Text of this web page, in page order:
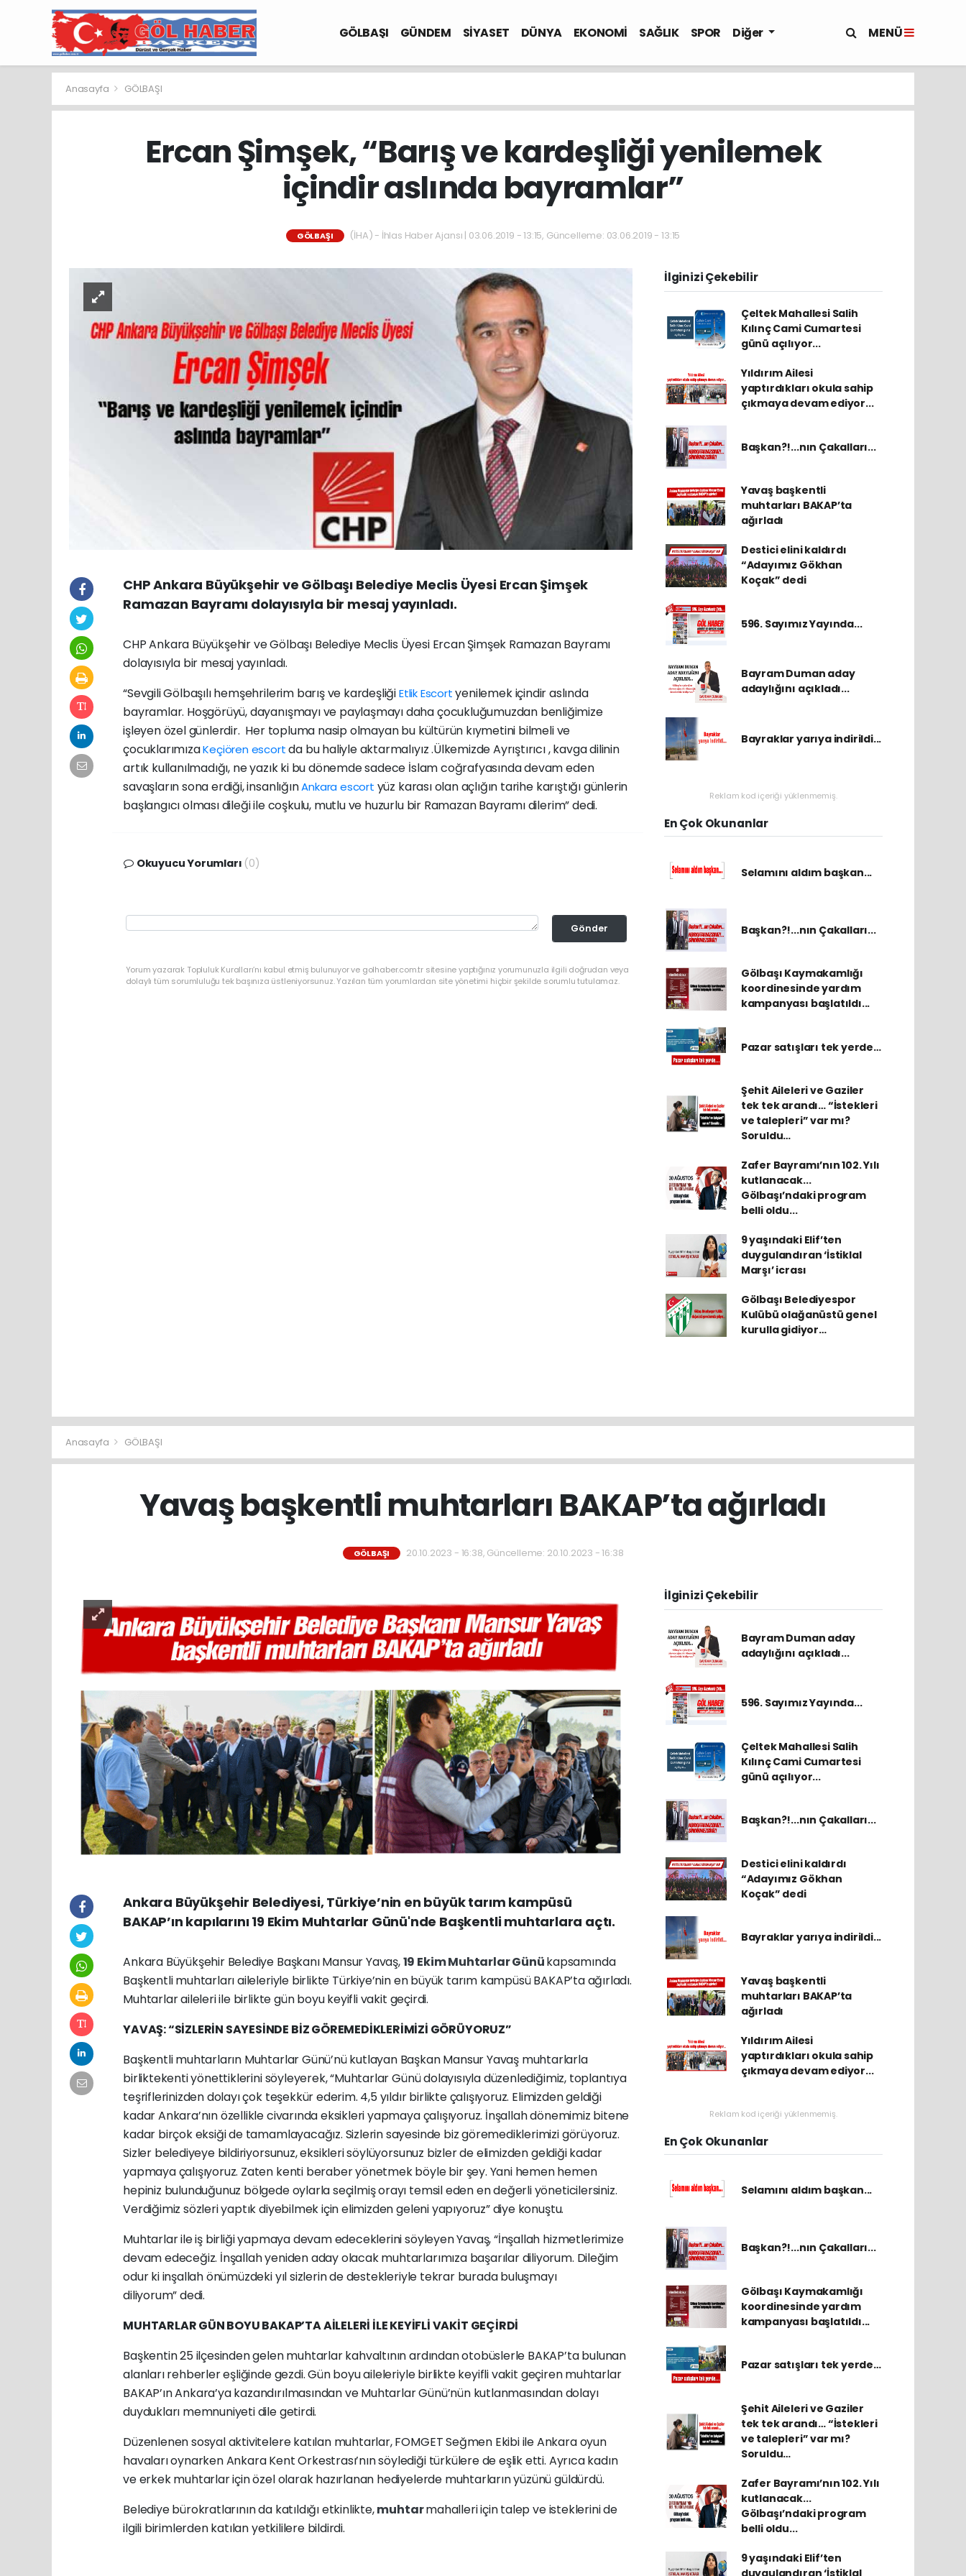
GÖLBAŞI GÜNDEM SİYASET DÜNYA EKONOMİ SAĞLIK SPOR Diğer MENÜ
Anasayfa GÖLBAŞI
Ercan Şimşek, “Barış ve kardeşliği yenilemek
içindir aslında bayramlar”
GÖLBAŞI (İHA) - İhlas Haber Ajansı | 03.06.2019 - 13:15, Güncelleme: 03.06.2019 - 13:15
CHP Ankara Büyükşehir ve Gölbaşı Belediye Meclis Üyesi Ercan Şimşek
Ramazan Bayramı dolayısıyla bir mesaj yayınladı.
CHP Ankara Büyükşehir ve Gölbaşı Belediye Meclis Üyesi Ercan Şimşek Ramazan Bayramı
dolayısıyla bir mesaj yayınladı.
“Sevgili Gölbaşılı hemşehrilerim barış ve kardeşliğiEtlik Escort yenilemek içindir aslında
bayramlar. Hoşgörüyü, dayanışmayı ve paylaşmayı daha çocukluğumuzdan benliğimize
işleyen özel günlerdir. Her topluma nasip olmayan bu kültürün kıymetini bilmeli ve
çocuklarımızaKeçiören escort da bu haliyle aktarmalıyız .Ülkemizde Ayrıştırıcı , kavga dilinin
artık kullanılmadığı, ne yazık ki bu dönemde sadece İslam coğrafyasında devam eden
savaşların sona erdiği, insanlığınAnkara escort yüz karası olan açlığın tarihe karıştığı günlerin
başlangıcı olması dileği ile coşkulu, mutlu ve huzurlu bir Ramazan Bayramı dilerim” dedi.
Okuyucu Yorumları (0)
Gönder
Yorum yazarak Topluluk Kuralları’nı kabul etmiş bulunuyor ve golhaber.com.tr sitesine yaptığınız yorumunuzla ilgili doğrudan veya
dolaylı tüm sorumluluğu tek başınıza üstleniyorsunuz. Yazılan tüm yorumlardan site yönetimi hiçbir şekilde sorumlu tutulamaz.
İlginizi Çekebilir
Çeltek Mahallesi Salih
Kılınç Cami Cumartesi
günü açılıyor...
Yıldırım Ailesi
yaptırdıkları okula sahip
çıkmaya devam ediyor...
Başkan?!...nın Çakalları...
Yavaş başkentli
muhtarları BAKAP’ta
ağırladı
Destici elini kaldırdı
“Adayımız Gökhan
Koçak” dedi
596. Sayımız Yayında...
Bayram Duman aday
adaylığını açıkladı...
Bayraklar yarıya indirildi...
Reklam kod içeriği yüklenmemiş.
En Çok Okunanlar
Selamını aldım başkan...
Başkan?!...nın Çakalları...
Gölbaşı Kaymakamlığı
koordinesinde yardım
kampanyası başlatıldı...
Pazar satışları tek yerde…
Şehit Aileleri ve Gaziler
tek tek arandı… “İstekleri
ve talepleri” var mı?
Soruldu…
Zafer Bayramı’nın 102. Yılı
kutlanacak...
Gölbaşı’ndaki program
belli oldu...
9 yaşındaki Elif’ten
duygulandıran ‘İstiklal
Marşı’ icrası
Gölbaşı Belediyespor
Kulübü olağanüstü genel
kurulla gidiyor…
Anasayfa GÖLBAŞI
Yavaş başkentli muhtarları BAKAP’ta ağırladı
GÖLBAŞI 20.10.2023 - 16:38, Güncelleme: 20.10.2023 - 16:38
Ankara Büyükşehir Belediyesi, Türkiye’nin en büyük tarım kampüsü
BAKAP’ın kapılarını 19 Ekim Muhtarlar Günü'nde Başkentli muhtarlara açtı.
Ankara Büyükşehir Belediye Başkanı Mansur Yavaş,19 Ekim Muhtarlar Günükapsamında
Başkentli muhtarları aileleriyle birlikte Türkiye’nin en büyük tarım kampüsü BAKAP’ta ağırladı.
Muhtarlar aileleri ile birlikte gün boyu keyifli vakit geçirdi.
YAVAŞ: “SİZLERİN SAYESİNDE BİZ GÖREMEDİKLERİMİZİ GÖRÜYORUZ”
Başkentli muhtarların Muhtarlar Günü’nü kutlayan Başkan Mansur Yavaş muhtarlarla
birliktekenti yönettiklerini söyleyerek, “Muhtarlar Günü dolayısıyla düzenlediğimiz, toplantıya
teşriflerinizden dolayı çok teşekkür ederim. 4,5 yıldır birlikte çalışıyoruz. Elimizden geldiği
kadar Ankara’nın özellikle civarında eksikleri yapmaya çalışıyoruz. İnşallah dönemimiz bitene
kadar birçok eksiği de tamamlayacağız. Sizlerin sayesinde biz göremediklerimizi görüyoruz.
Sizler belediyeye bildiriyorsunuz, eksikleri söylüyorsunuz bizler de elimizden geldiği kadar
yapmaya çalışıyoruz. Zaten kenti beraber yönetmek böyle bir şey. Yani hemen hemen
hepiniz bulunduğunuz bölgede oylarla seçilmiş orayı temsil eden en değerli yöneticilersiniz.
Verdiğimiz sözleri yaptık diyebilmek için elimizden geleni yapıyoruz” diye konuştu.
Muhtarlar ile iş birliği yapmaya devam edeceklerini söyleyen Yavaş, “İnşallah hizmetlerimize
devam edeceğiz. İnşallah yeniden aday olacak muhtarlarımıza başarılar diliyorum. Dileğim
odur ki inşallah önümüzdeki yıl sizlerin de destekleriyle tekrar burada buluşmayı
diliyorum” dedi.
MUHTARLAR GÜN BOYU BAKAP’TA AİLELERİ İLE KEYİFLİ VAKİT GEÇİRDİ
Başkentin 25 ilçesinden gelen muhtarlar kahvaltının ardından otobüslerle BAKAP’ta bulunan
alanları rehberler eşliğinde gezdi. Gün boyu aileleriyle birlikte keyifli vakit geçiren muhtarlar
BAKAP’ın Ankara’ya kazandırılmasından ve Muhtarlar Günü’nün kutlanmasından dolayı
duydukları memnuniyeti dile getirdi.
Düzenlenen sosyal aktivitelere katılan muhtarlar, FOMGET Seğmen Ekibi ile Ankara oyun
havaları oynarken Ankara Kent Orkestrası’nın söylediği türkülere de eşlik etti. Ayrıca kadın
ve erkek muhtarlar için özel olarak hazırlanan hediyelerde muhtarların yüzünü güldürdü.
Belediye bürokratlarının da katıldığı etkinlikte,muhtarmahalleri için talep ve isteklerini de
ilgili birimlerden katılan yetkililere bildirdi.
İlginizi Çekebilir
Bayram Duman aday
adaylığını açıkladı...
596. Sayımız Yayında...
Çeltek Mahallesi Salih
Kılınç Cami Cumartesi
günü açılıyor...
Başkan?!...nın Çakalları...
Destici elini kaldırdı
“Adayımız Gökhan
Koçak” dedi
Bayraklar yarıya indirildi...
Yavaş başkentli
muhtarları BAKAP’ta
ağırladı
Yıldırım Ailesi
yaptırdıkları okula sahip
çıkmaya devam ediyor...
Reklam kod içeriği yüklenmemiş.
En Çok Okunanlar
Selamını aldım başkan...
Başkan?!...nın Çakalları...
Gölbaşı Kaymakamlığı
koordinesinde yardım
kampanyası başlatıldı...
Pazar satışları tek yerde…
Şehit Aileleri ve Gaziler
tek tek arandı… “İstekleri
ve talepleri” var mı?
Soruldu…
Zafer Bayramı’nın 102. Yılı
kutlanacak...
Gölbaşı’ndaki program
belli oldu...
9 yaşındaki Elif’ten
duygulandıran ‘İstiklal